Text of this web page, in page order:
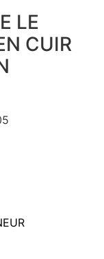
LE
CUIR